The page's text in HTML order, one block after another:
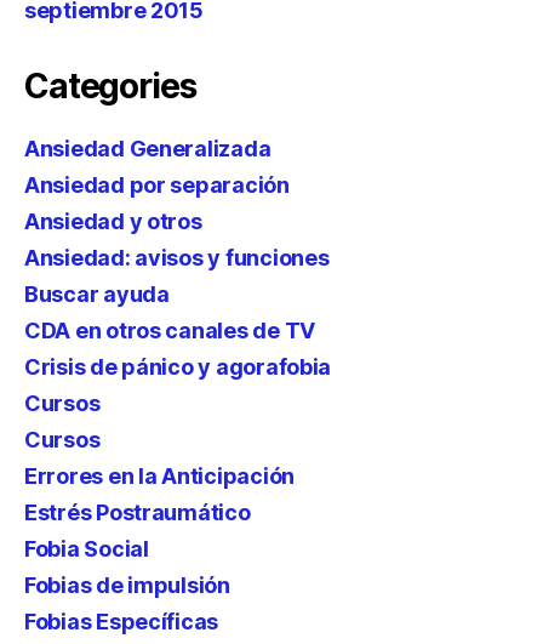
septiembre 2015
Categories
Ansiedad Generalizada
Ansiedad por separación
Ansiedad y otros
Ansiedad: avisos y funciones
Buscar ayuda
CDA en otros canales de TV
Crisis de pánico y agorafobia
Cursos
Cursos
Errores en la Anticipación
Estrés Postraumático
Fobia Social
Fobias de impulsión
Fobias Específicas